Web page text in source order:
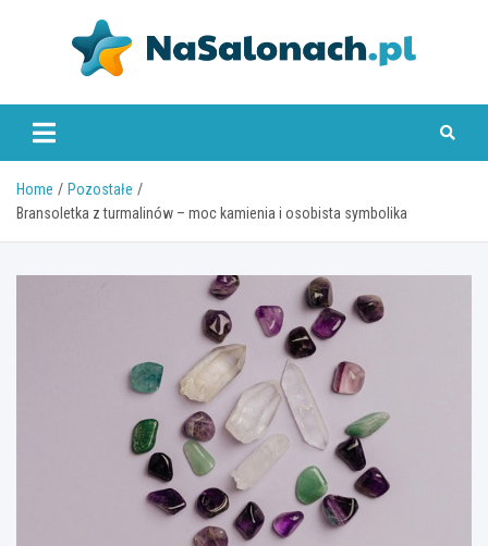
nasalonach.pl
Home
Pozostałe
Bransoletka z turmalinów – moc kamienia i osobista symbolika